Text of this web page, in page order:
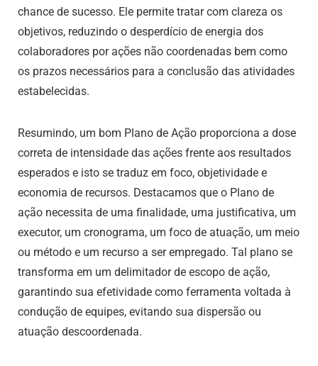
chance de sucesso. Ele permite tratar com clareza os
objetivos, reduzindo o desperdício de energia dos
colaboradores por ações não coordenadas bem como
os prazos necessários para a conclusão das atividades
estabelecidas.
Resumindo, um bom Plano de Ação proporciona a dose
correta de intensidade das ações frente aos resultados
esperados e isto se traduz em foco, objetividade e
economia de recursos. Destacamos que o Plano de
ação necessita de uma finalidade, uma justificativa, um
executor, um cronograma, um foco de atuação, um meio
ou método e um recurso a ser empregado. Tal plano se
transforma em um delimitador de escopo de ação,
garantindo sua efetividade como ferramenta voltada à
condução de equipes, evitando sua dispersão ou
atuação descoordenada.